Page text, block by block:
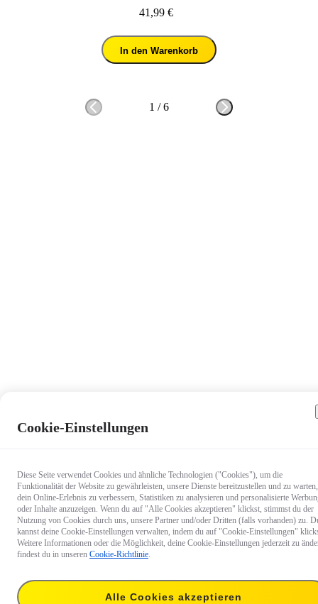
41,99 €
In den Warenkorb
1 /6
8,99 € Liefern nach: Baden-
Versand bis 10. August, voraussichtliche Lieferung vom 10.–12. August.
Cookie-Einstellungen
Diese Seite verwendet Cookies und ähnliche Technologien ("Cookies"), um die
Funktionalität der Website zu gewährleisten, unsere Dienste bereitzustellen und zu warten,
dein Online-Erlebnis zu verbessern, Statistiken zu analysieren und personalisierte
oder Inhalte anzuzeigen. Wenn du auf "Alle Cookies akzeptieren" klickst, stimmst du der
Nutzung von Cookies durch uns, unsere Partner und/oder Dritten (falls vorhanden) zu.
kannst deine Cookie-Einstellungen verwalten, indem du auf "Cookie-Einstellungen"
Weitere Informationen oder die Möglichkeit, deine Cookie-Einstellungen jederzeit zu
findest du in unseren Cookie-Richtlinie.
Alle Cookies akzeptieren